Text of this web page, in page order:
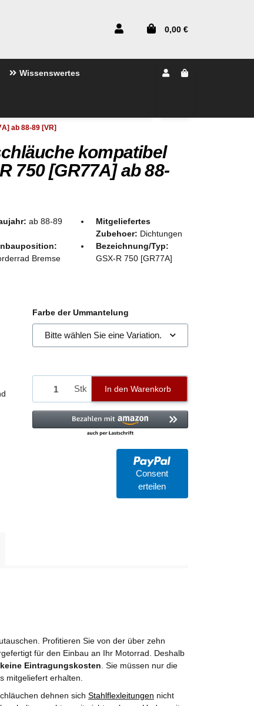
0,00 €
Wissenswertes
ab 88-89 [VR]
kompatibel
750 [GR77A] ab 88-
ab 88-89
Mitgeliefertes
Zubehoer: Dichtungen
Bremse
Bezeichnung/Typ:
GSX-R 750 [GR77A]
Farbe der Ummantelung
Bitte wählen Sie eine Variation.
Stk In den Warenkorb
Consent
erteilen
Profitieren Sie von der über zehn
für den Einbau an Ihr Motorrad. Deshalb
keine Eintragungskosten . Sie müssen nur die
mitgeliefert erhalten.
dehnen sich Stahlflexleitungen nicht